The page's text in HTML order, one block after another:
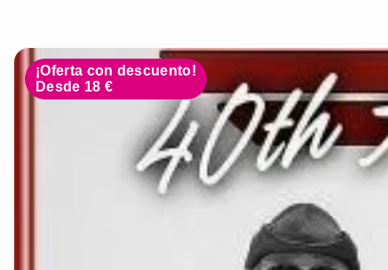
¡Oferta con descuento!
Desde 18 €